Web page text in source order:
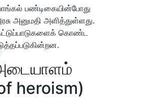
பண்டிகையின்போது
அனுமதி அளித்துள்ளது.
கட்டுப்பாடுகளைக் கொண்ட
heroism)